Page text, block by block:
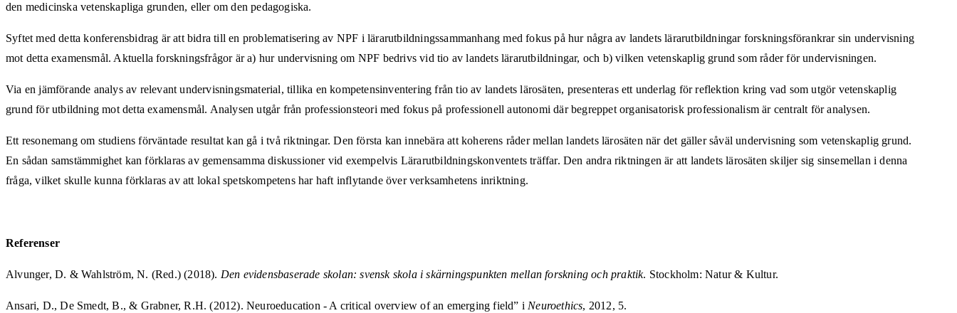
den medicinska vetenskapliga grunden, eller om den pedagogiska.
Syftet med detta konferensbidrag är att bidra till en problematisering av NPF i lärarutbildningssammanhang med fokus på hur några av landets lärarutbildningar forskningsförankrar sin undervisning
mot detta examensmål. Aktuella forskningsfrågor är a) hur undervisning om NPF bedrivs vid tio av landets lärarutbildningar, och b) vilken vetenskaplig grund som råder för undervisningen.
Via en jämförande analys av relevant undervisningsmaterial, tillika en kompetensinventering från tio av landets lärosäten, presenteras ett underlag för reflektion kring vad som utgör vetenskaplig
grund för utbildning mot detta examensmål. Analysen utgår från professionsteori med fokus på professionell autonomi där begreppet organisatorisk professionalism är centralt för analysen.
Ett resonemang om studiens förväntade resultat kan gå i två riktningar. Den första kan innebära att koherens råder mellan landets lärosäten när det gäller såväl undervisning som vetenskaplig grund.
En sådan samstämmighet kan förklaras av gemensamma diskussioner vid exempelvis Lärarutbildningskonventets träffar. Den andra riktningen är att landets lärosäten skiljer sig sinsemellan i denna
fråga, vilket skulle kunna förklaras av att lokal spetskompetens har haft inflytande över verksamhetens inriktning.
Referenser
Alvunger, D. & Wahlström, N. (Red.) (2018). Den evidensbaserade skolan: svensk skola i skärningspunkten mellan forskning och praktik. Stockholm: Natur & Kultur.
Ansari, D., De Smedt, B., & Grabner, R.H. (2012). Neuroeducation - A critical overview of an emerging field” i Neuroethics, 2012, 5.